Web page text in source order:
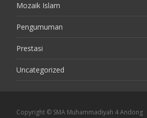
Mozaik Islam
Pengumuman
Prestasi
Uncategorized
Copyright © SMA Muhammadiyah 4 Andong